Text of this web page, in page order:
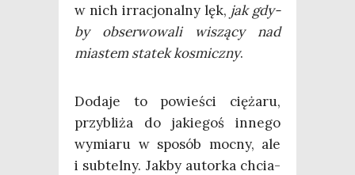
w nich irra­cjo­nal­ny lęk, jak gdy­
by obser­wo­wa­li wiszą­cy nad
mia­stem sta­tek kosmicz­ny.
Doda­je to powie­ści cię­ża­ru,
przy­bli­ża do jakie­goś inne­go
wymia­ru w spo­sób moc­ny, ale
i sub­tel­ny. Jak­by autor­ka chcia­